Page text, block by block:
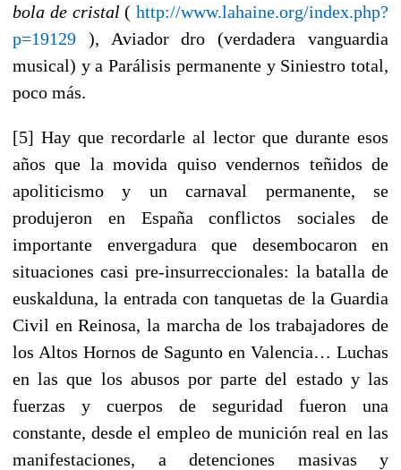
bola de cristal ( http://www.lahaine.org/index.php?
p=19129 ), Aviador dro (verdadera vanguardia
musical) y a Parálisis permanente y Siniestro total,
poco más.
[5] Hay que recordarle al lector que durante esos
años que la movida quiso vendernos teñidos de
apoliticismo y un carnaval permanente, se
produjeron en España conflictos sociales de
importante envergadura que desembocaron en
situaciones casi pre-insurreccionales: la batalla de
euskalduna, la entrada con tanquetas de la Guardia
Civil en Reinosa, la marcha de los trabajadores de
los Altos Hornos de Sagunto en Valencia… Luchas
en las que los abusos por parte del estado y las
fuerzas y cuerpos de seguridad fueron una
constante, desde el empleo de munición real en las
manifestaciones, a detenciones masivas y